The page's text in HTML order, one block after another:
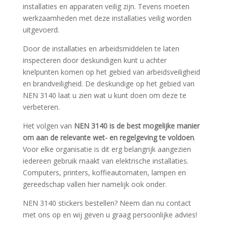
installaties en apparaten veilig zijn. Tevens moeten
werkzaamheden met deze installaties veilig worden
uitgevoerd.
Door de installaties en arbeidsmiddelen te laten
inspecteren door deskundigen kunt u achter
knelpunten komen op het gebied van arbeidsveiligheid
en brandveiligheid. De deskundige op het gebied van
NEN 3140 laat u zien wat u kunt doen om deze te
verbeteren.
Het volgen van NEN 3140 is de best mogelijke manier
om aan de relevante wet- en regelgeving te voldoen.
Voor elke organisatie is dit erg belangrijk aangezien
iedereen gebruik maakt van elektrische installaties.
Computers, printers, koffieautomaten, lampen en
gereedschap vallen hier namelijk ook onder.
NEN 3140 stickers bestellen? Neem dan nu contact
met ons op en wij geven u graag persoonlijke advies!